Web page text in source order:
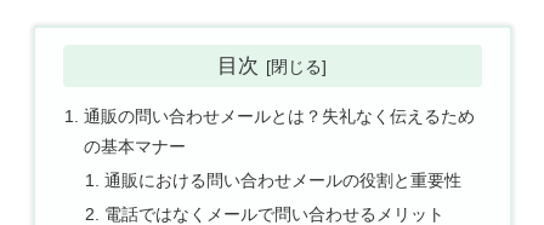
目次
通販の問い合わせメールとは？失礼なく伝えるため
の基本マナー
通販における問い合わせメールの役割と重要性
電話ではなくメールで問い合わせるメリット